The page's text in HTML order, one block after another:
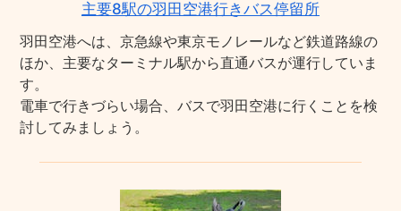
主要8駅の羽田空港行きバス停留所
羽田空港へは、京急線や東京モノレールなど鉄道路線の
ほか、主要なターミナル駅から直通バスが運行していま
す。
電車で行きづらい場合、バスで羽田空港に行くことを検
討してみましょう。